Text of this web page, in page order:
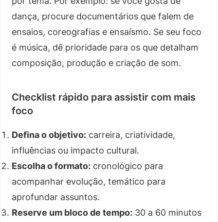
dança, procure documentários que falem de
ensaios, coreografias e ensaísmo. Se seu foco
é música, dê prioridade para os que detalham
composição, produção e criação de som.
Checklist rápido para assistir com mais
foco
Defina o objetivo: carreira, criatividade,
influências ou impacto cultural.
Escolha o formato: cronológico para
acompanhar evolução, temático para
aprofundar assuntos.
Reserve um bloco de tempo: 30 a 60 minutos